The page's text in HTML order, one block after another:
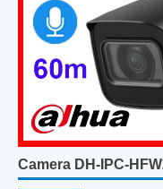
Camera DH-IPC-